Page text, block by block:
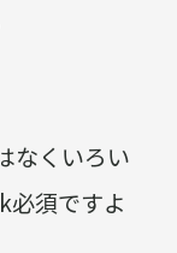
なくいろい
必須ですよ